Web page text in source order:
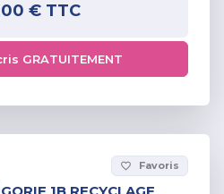
€TTC
GRATUITEMENT
favorite_border Favoris